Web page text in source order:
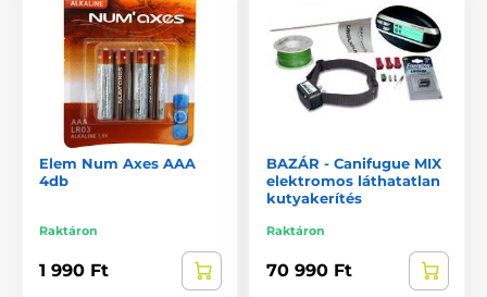
Elem Num Axes AAA
4db
Raktáron
1 990 Ft
BAZÁR - Canifugue MIX
elektromos láthatatlan
kutyakerítés
Raktáron
70 990 Ft